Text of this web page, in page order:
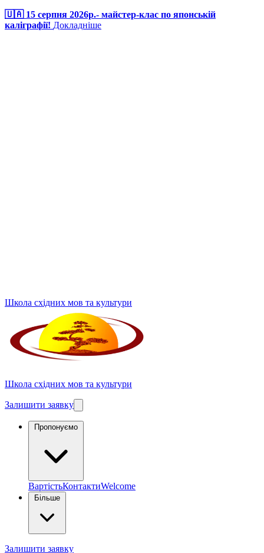
🇺🇦 15 серпня 2026р.- майстер-клас по японській
каліграфії! Докладніше
Школа східних мов та культури
Школа східних мов та культури
Залишити заявку
ВартістьКонтактиWelcome
Залишити заявку